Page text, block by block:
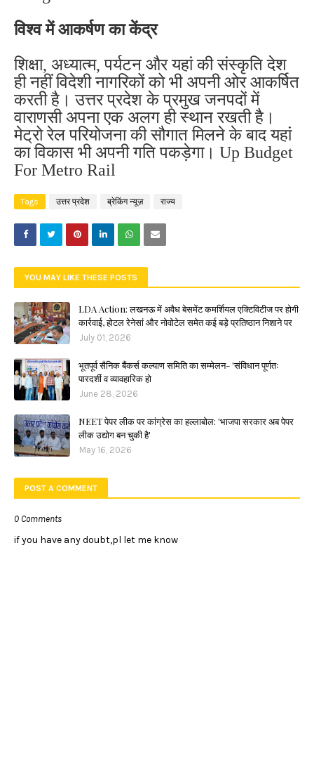
विश्व में आकर्षण का केंद्र
शिक्षा, अध्यात्म, पर्यटन और यहां की संस्कृति देश
ही नहीं विदेशी नागरिकों को भी अपनी ओर आकर्षित
करती है। उत्तर प्रदेश के प्रमुख जनपदों में
वाराणसी अपना एक अलग ही स्थान रखती है।
मेट्रो रेल परियोजना की सौगात मिलने के बाद यहां
का विकास भी अपनी गतिपकड़ेगा। Up Budget
For Metro Rail
Tags उत्तर प्रदेश ब्रेकिंग न्यूज़ राज्य
YOU MAY LIKE THESE POSTS
LDA Action: लखनऊ में अवैध बेसमेंट कमर्शियल एक्टिविटीज पर होगी
कार्रवाई, होटल रेनेसां और नोवोटेल समेत कई बड़े प्रतिष्ठान निशाने पर
July 01, 2026
भूतपूर्व सैनिक बैंकर्स कल्याण समिति का सम्मेलन- 'संविधान पूर्णतः
पारदर्शी व व्यावहारिक हो
June 28, 2026
NEET पेपर लीक पर कांग्रेस का हल्लाबोल: 'भाजपा सरकार अब पेपर
लीक उद्योग बन चुकी है'
May 16, 2026
POST A COMMENT
0 Comments
if you have any doubt,pl let me know